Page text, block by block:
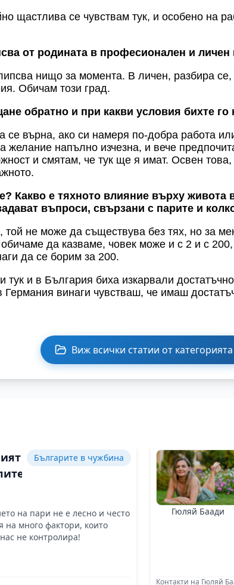
щастлива се чувствам тук, и особено на
от родината в професионален и личен
нищо за момента. В личен, разбира се,
Обичам този град.
обратно и при какви условия бихте го
се върна, ако си намеря по-добра работа
желание напълно изчезна, и вече
и смятам, че тук ще я имат. Освен
Какво е тяхното влияние върху
въпроси, свързани с парите и
той не може да съществува без тях, но за
да казваме, човек може и с 2 и с
да се борим за 200.
тук и в България биха изкарвали
Германия винаги чувстваш, че имаш
Виж всички статии от категорията
Българите в чужбина
на пари не е лесно и често
на много фактори, които
не контролира!
Гюляй Баади
Контакти на Гюляй